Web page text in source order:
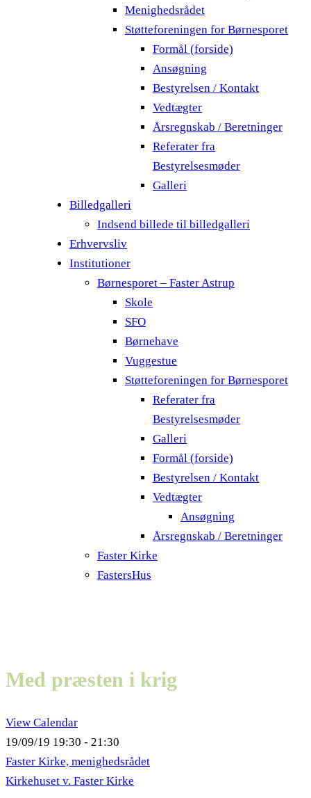
Menighedsrådet
Støtteforeningen for Børnesporet
Formål (forside)
Ansøgning
Bestyrelsen / Kontakt
Vedtægter
Årsregnskab / Beretninger
Referater fra
Bestyrelsesmøder
Galleri
Billedgalleri
Indsend billede til billedgalleri
Erhvervsliv
Institutioner
Børnesporet – Faster Astrup
Skole
SFO
Børnehave
Vuggestue
Støtteforeningen for Børnesporet
Referater fra
Bestyrelsesmøder
Galleri
Formål (forside)
Bestyrelsen / Kontakt
Vedtægter
Ansøgning
Årsregnskab / Beretninger
Faster Kirke
FastersHus
Med præsten i krig
View Calendar
19/09/19 19:30 - 21:30
Faster Kirke, menighedsrådet
Kirkehuset v. Faster Kirke